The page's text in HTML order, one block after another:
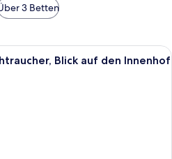
3 Betten
Ein ordentlich eingerichtetes
Blick auf den Innenhof